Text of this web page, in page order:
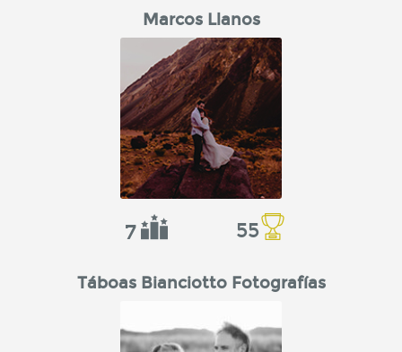
Marcos Llanos
7 55
Táboas Bianciotto Fotografías